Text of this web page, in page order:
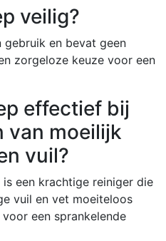
veilig?
en bevat geen
zorgeloze keuze voor een
effectief bij
van moeilijk
vuil?
een krachtige reiniger die
vuil en vet moeiteloos
een sprankelende